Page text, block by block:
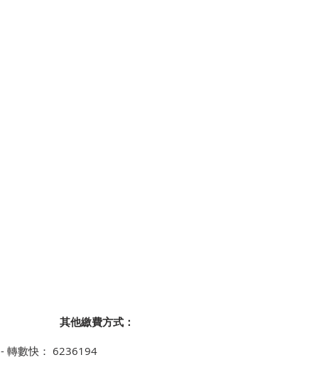
其他繳費方式：
- 轉數快： 6236194